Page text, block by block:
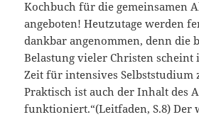
Kochbuch für die gemeinsamen
angeboten! Heutzutage werden
dankbar angenommen, denn die
Belastung vieler Christen
Zeit für intensives Selbststudium
Praktisch ist auch der Inhalt des
funktioniert.“(Leitfaden, S.8) Der